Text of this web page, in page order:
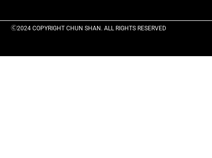
Ⓒ2024 COPYRIGHT CHUN SHAN. ALL RIGHTS RESERVED